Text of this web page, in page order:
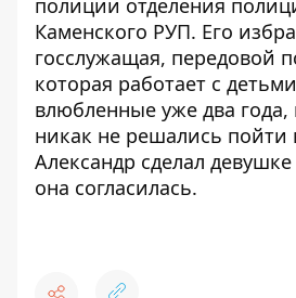
Каменского РУП. Его
госслужащая, передовой
которая работает с
влюбленные уже два года,
никак не решались пойти
Александр сделал
она согласилась.